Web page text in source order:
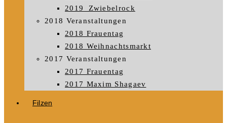
2019_Zwiebelrock
2018 Veranstaltungen
2018 Frauentag
2018 Weihnachtsmarkt
2017 Veranstaltungen
2017 Frauentag
2017 Maxim Shagaev
Filzen